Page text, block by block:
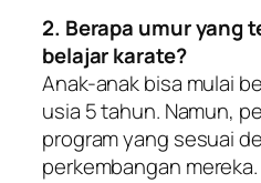
2. Berapa umur yang
belajar karate?
Anak-anak bisa mulai
usia 5 tahun. Namun,
program yang sesuai
perkembangan mereka.